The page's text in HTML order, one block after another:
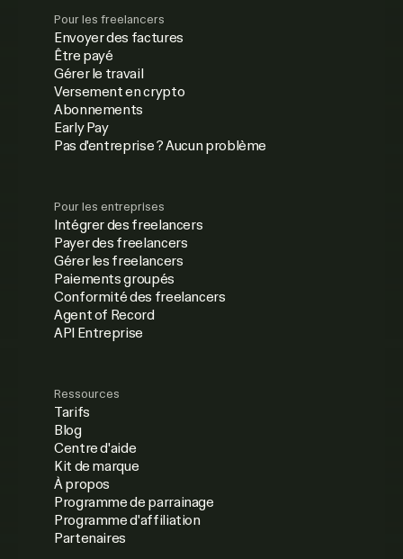
Pour les freelancers
Envoyer des factures
Être payé
Gérer le travail
Versement en crypto
Abonnements
Early Pay
Pas d'entreprise ? Aucun problème
Pour les entreprises
Intégrer des freelancers
Payer des freelancers
Gérer les freelancers
Paiements groupés
Conformité des freelancers
Agent of Record
API Entreprise
Ressources
Tarifs
Blog
Centre d'aide
Kit de marque
À propos
Programme de parrainage
Programme d'affiliation
Partenaires